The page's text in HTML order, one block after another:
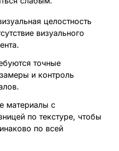
целостность
визуального
точные
и контроль
материалы с
по текстуре, чтобы
по всей